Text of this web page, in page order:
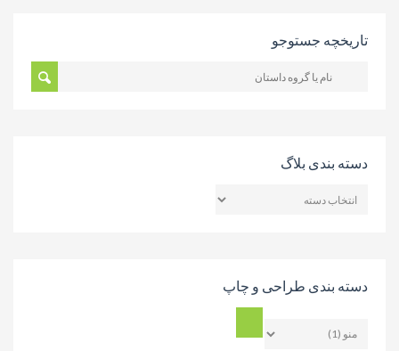
تاریخچه جستوجو
دسته بندی بلاگ
دسته بندی طراحی و چاپ